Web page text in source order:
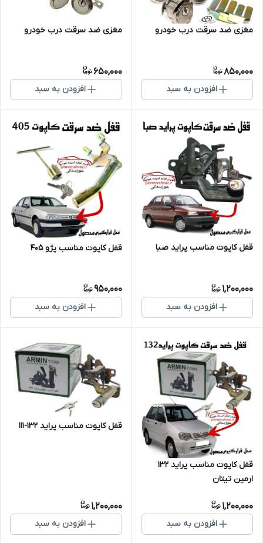
مغزی ضد سرقت درب خودرو
850,000
افزودن به سبد
مغزی ضد سرقت درب خودرو
650,000
افزودن به سبد
قفل کاپوت مناسب پراید صبا
1,200,000
افزودن به سبد
قفل کاپوت مناسب پژو 405
950,000
افزودن به سبد
قفل کاپوت مناسب پراید ۱۳۲
ارمین تیتان
1,200,000
افزودن به سبد
قفل کاپوت مناسب پراید ۱۳۲-111
1,200,000
افزودن به سبد